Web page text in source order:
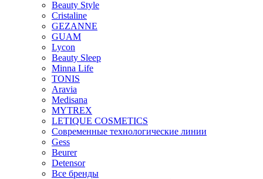
Beauty Style
Cristaline
GEZANNE
GUAM
Lycon
Beauty Sleep
Minna Life
TONIS
Aravia
Medisana
MYTREX
LETIQUE COSMETICS
Современные технологические линии
Gess
Beurer
Detensor
Все бренды